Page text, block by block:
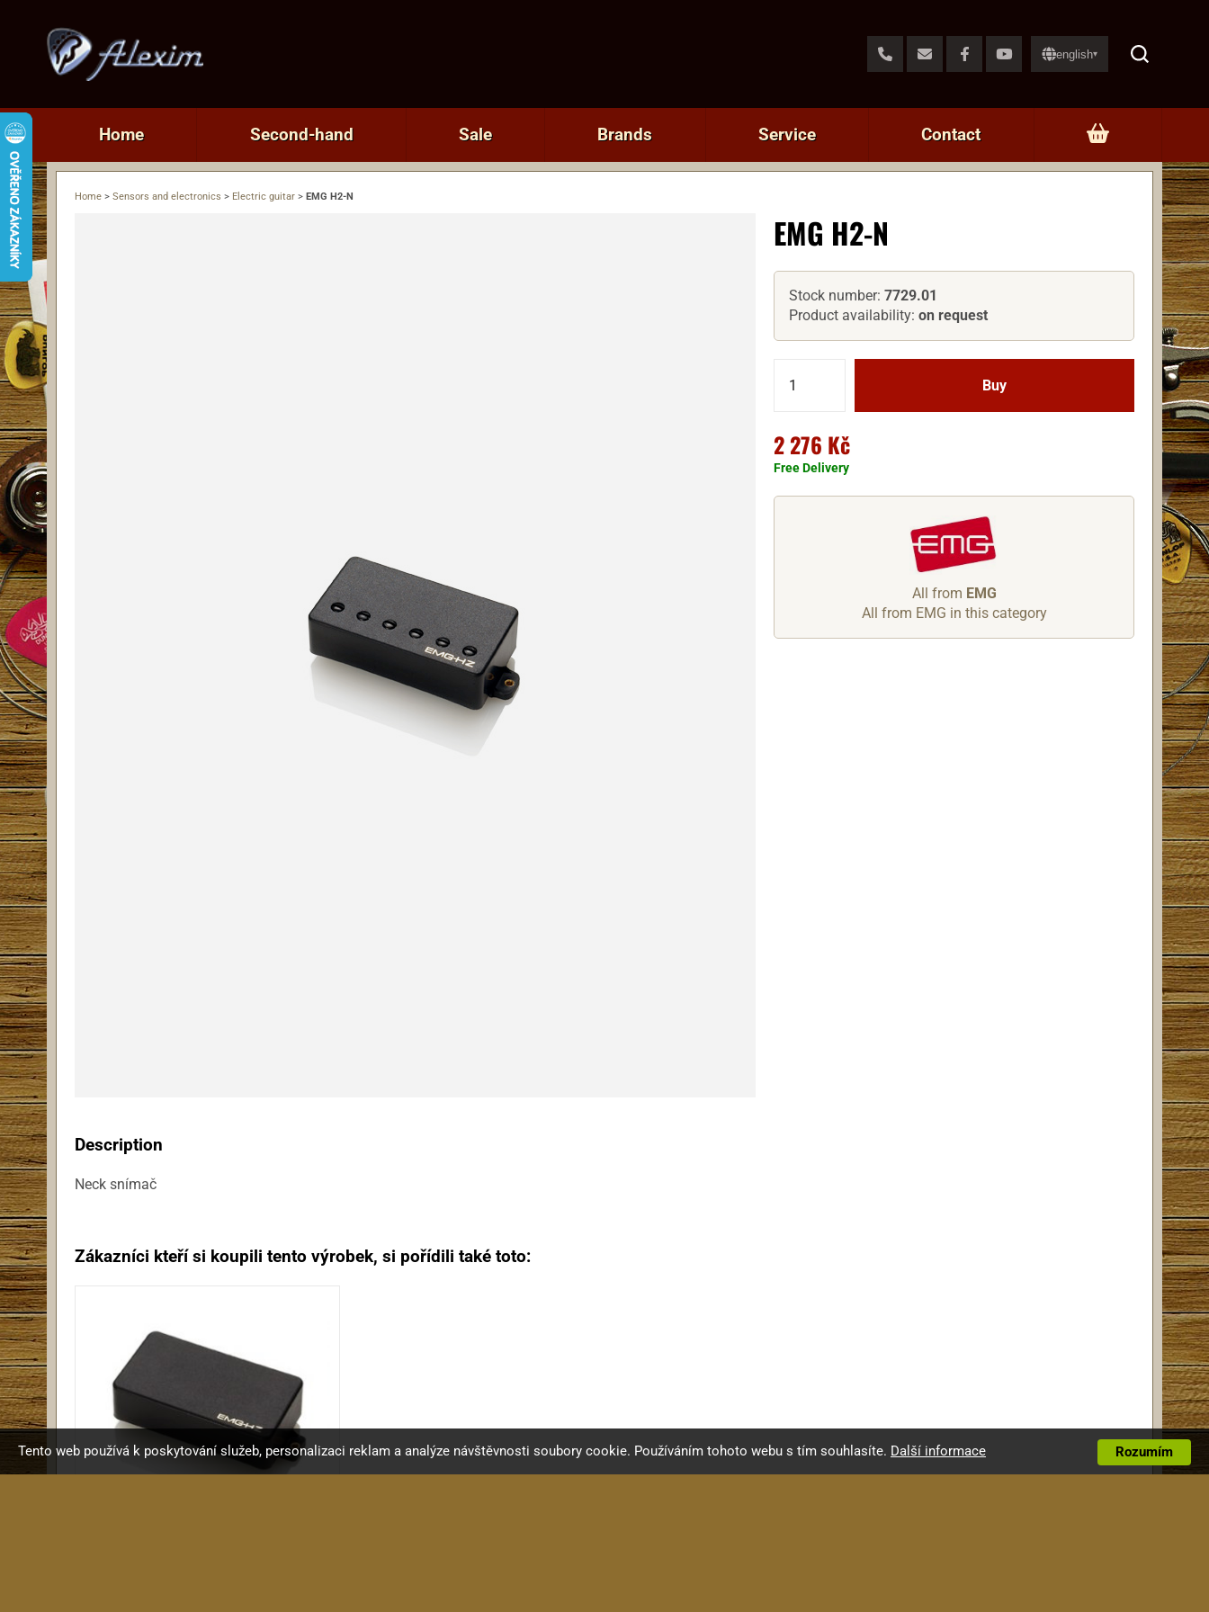
english▾
Home Second-hand Sale Brands Service Contact
Home > Sensors and electronics > Electric guitar > EMG H2-N
EMG H2-N
Stock number:7729.01
Product availability:on request
2 276 Kč
Free Delivery
All from EMG
All from EMG in this category
Description
Neck snímač
Zákazníci kteří si koupili tento výrobek, si pořídili také toto:
Tento web používá k poskytování služeb, personalizaci reklam a analýze návštěvnosti soubory cookie. Používáním tohoto webu s tím souhlasíte. Rozumím
Další informace